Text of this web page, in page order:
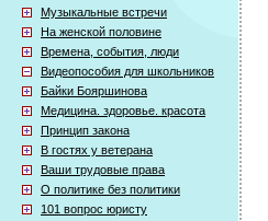
Музыкальные встречи
На женской половине
Времена, события, люди
Видеопособия для школьников
Байки Бояршинова
Медицина. здоровье. красота
Принцип закона
В гостях у ветерана
Ваши трудовые права
О политике без политики
101 вопрос юристу